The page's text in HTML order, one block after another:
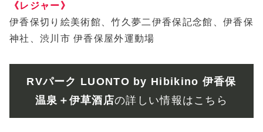
《レジャー》
伊香保切り絵美術館、竹久夢二伊香保記念館、伊香保
神社、渋川市 伊香保屋外運動場
RVパーク LUONTO by Hibikino 伊香保
温泉＋伊草酒店の詳しい情報はこちら